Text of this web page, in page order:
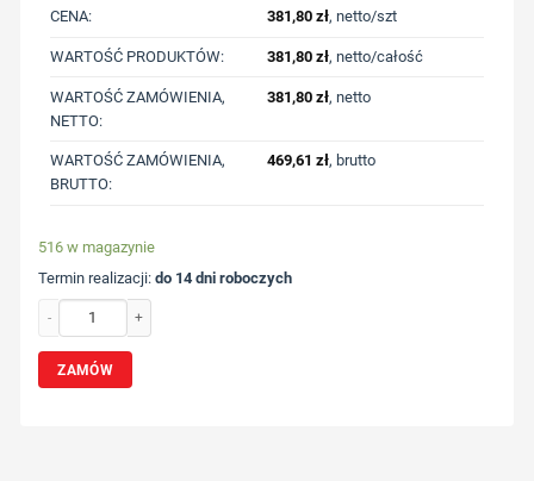
CENA: 381,80 zł, netto/szt
WARTOŚĆ PRODUKTÓW: 381,80 zł, netto/całość
WARTOŚĆ ZAMÓWIENIA,
NETTO:
381,80 zł, netto
WARTOŚĆ ZAMÓWIENIA,
BRUTTO:
469,61 zł, brutto
516 w magazynie
Termin realizacji:do 14 dni roboczych
ZAMÓW